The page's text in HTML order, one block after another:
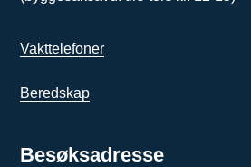
Vakttelefoner
Beredskap
Besøksadresse